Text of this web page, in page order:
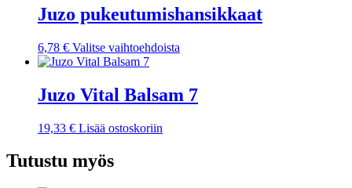
useampi
muunnelma.
sivulla.
Juzo pukeutumishansikkaat
6,78 € Valitse vaihtoehdoista
useampi
muunnelma.
Juzo Vital Balsam 7
19,33 € Lisää ostoskoriin
Tutustu myös